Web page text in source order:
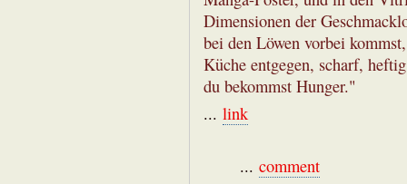
Dimensionen der
bei den Löwen vorbei
Küche entgegen, scharf,
du bekommst Hunger."
... link
... comment